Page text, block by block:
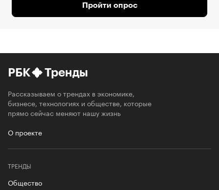
Пройти опрос
РБК Тренды
Рассказываем о трендах в экономике,
бизнесе, технологиях и обществе, которые
прямо сейчас меняют нашу жизнь
О проекте
ТРЕНДЫ
Общество